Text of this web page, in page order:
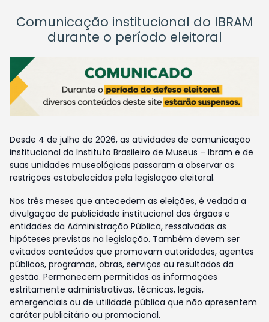
Comunicação institucional do IBRAM
durante o período eleitoral
Desde 4 de julho de 2026, as atividades de comunicação
institucional do Instituto Brasileiro de Museus – Ibram e de
suas unidades museológicas passaram a observar as
restrições estabelecidas pela legislação eleitoral.
Nos três meses que antecedem as eleições, é vedada a
divulgação de publicidade institucional dos órgãos e
entidades da Administração Pública, ressalvadas as
hipóteses previstas na legislação. Também devem ser
evitados conteúdos que promovam autoridades, agentes
públicos, programas, obras, serviços ou resultados da
gestão. Permanecem permitidas as informações
estritamente administrativas, técnicas, legais,
emergenciais ou de utilidade pública que não apresentem
caráter publicitário ou promocional.